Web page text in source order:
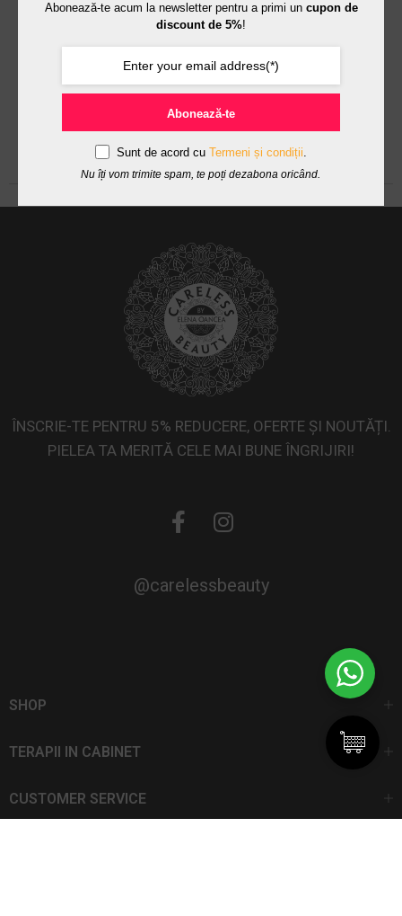
ÎNSCRIE-TE PENTRU 5% REDUCERE, OFERTE ȘI NOUTĂȚI.
PIELEA TA MERITĂ CELE MAI BUNE ÎNGRIJIRI!
@carelessbeauty
SHOP
TERAPII IN CABINET
CUSTOMER SERVICE
Abonează-te acum la newsletter pentru a primi un cupon de
discount de 5%!
Abonează-te
Sunt de acord cu Termeni și condiții.
Nu îți vom trimite spam, te poți dezabona oricând.